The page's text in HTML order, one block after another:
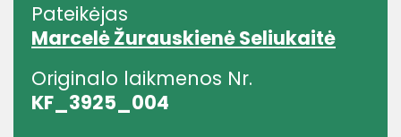
Pateikėjas
Marcelė Žurauskienė Seliukaitė
Originalo laikmenos Nr.
KF_3925_004